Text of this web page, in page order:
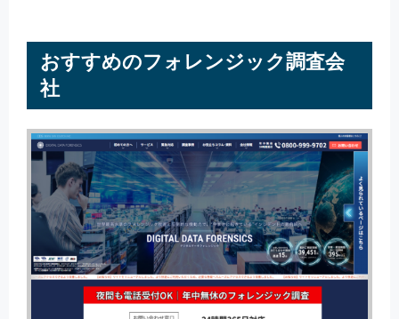
おすすめのフォレンジック調査会
社